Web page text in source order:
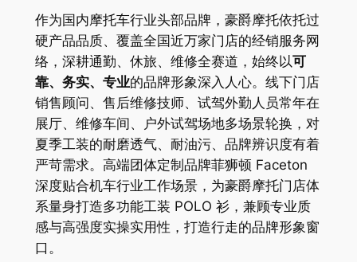
作为国内摩托车行业头部品牌，豪爵摩托依托过
硬产品品质、覆盖全国近万家门店的经销服务网
络，深耕通勤、休旅、维修全赛道，始终以可
靠、务实、专业的品牌形象深入人心。线下门店
销售顾问、售后维修技师、试驾外勤人员常年在
展厅、维修车间、户外试驾场地多场景轮换，对
夏季工装的耐磨透气、耐油污、品牌辨识度有着
严苛需求。高端团体定制品牌菲狮顿 Faceton
深度贴合机车行业工作场景，为豪爵摩托门店体
系量身打造多功能工装 POLO 衫，兼顾专业质
感与高强度实操实用性，打造行走的品牌形象窗
口。